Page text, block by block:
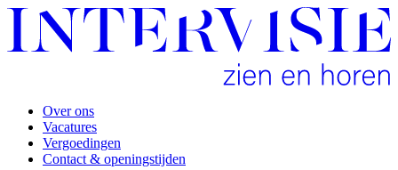
Over ons
Vacatures
Vergoedingen
Contact & openingstijden